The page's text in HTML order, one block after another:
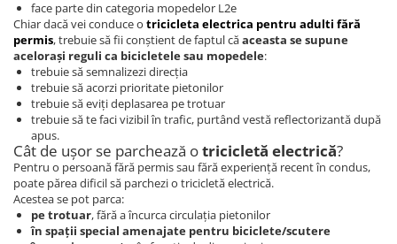
Oglinzi Triciclu Electric
Frână Triciclu Electric
Baterie Tricicleta Electrica
Ulei Diferential Triciclu Electric
Comenzi Ghidon Triciclu Electric
Incarcator Triciclu Electric
Camera Tricicleta Electrica
Cauciuc Tricicleta Electrica
Controller Tricicleta Electrica
face parte din categoria mopedelor L2e
Chiar dacă vei conduce o tricicleta electrica pentru adulti fără
permis, trebuie să fii conștient de faptul căaceasta se supune
acelorași reguli ca bicicletele sau mopedele:
trebuie să semnalizezi direcția
trebuie să acorzi prioritate pietonilor
trebuie să eviți deplasarea pe trotuar
trebuie să te faci vizibil în trafic, purtând vestă reflectorizantă după
apus.
Cât de ușor se parchează otricicletă electrică?
Pentru o persoană fără permis sau fără experiență recent în condus,
poate părea dificil să parchezi o tricicletă electrică.
Acestea se pot parca:
pe trotuar, fără a încurca circulația pietonilor
în spații special amenajate pentru biciclete/scutere